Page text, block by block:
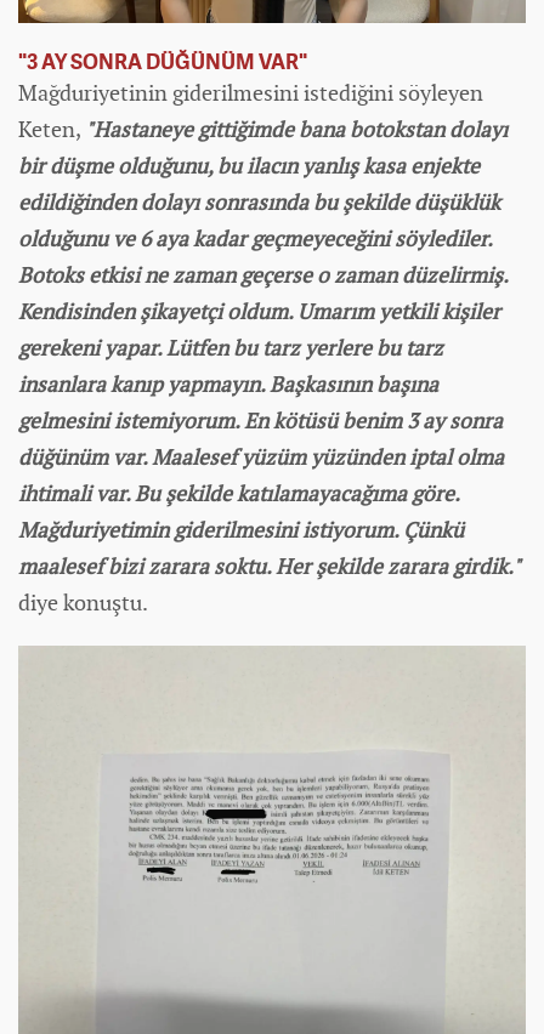
"3 AY SONRA DÜĞÜNÜM VAR"
Mağduriyetinin giderilmesini istediğini söyleyen
Keten, "Hastaneye gittiğimde bana botokstan dolayı
bir düşme olduğunu, bu ilacın yanlış kasa enjekte
edildiğinden dolayı sonrasında bu şekilde düşüklük
olduğunu ve 6 aya kadar geçmeyeceğini söylediler.
Botoks etkisi ne zaman geçerse o zaman düzelirmiş.
Kendisinden şikayetçi oldum. Umarım yetkili kişiler
gerekeni yapar. Lütfen bu tarz yerlere bu tarz
insanlara kanıp yapmayın. Başkasının başına
gelmesini istemiyorum. En kötüsü benim 3 ay sonra
düğünüm var. Maalesef yüzüm yüzünden iptal olma
ihtimali var. Bu şekilde katılamayacağıma göre.
Mağduriyetimin giderilmesini istiyorum. Çünkü
maalesef bizi zarara soktu. Her şekilde zarara girdik."
diye konuştu.